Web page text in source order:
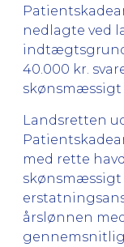
nedlagte ved
40.000 kr.
skønsmæssigt
Landsretten
med rette
skønsmæssigt
årslønnen